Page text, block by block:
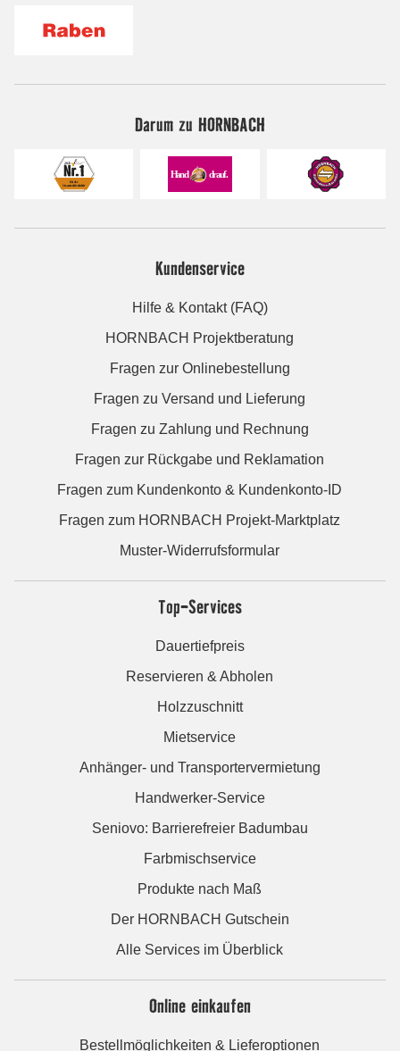
Darum zu HORNBACH
Kundenservice
Hilfe & Kontakt (FAQ)
HORNBACH Projektberatung
Fragen zur Onlinebestellung
Fragen zu Versand und Lieferung
Fragen zu Zahlung und Rechnung
Fragen zur Rückgabe und Reklamation
Fragen zum Kundenkonto & Kundenkonto-ID
Fragen zum HORNBACH Projekt-Marktplatz
Muster-Widerrufsformular
Top-Services
Dauertiefpreis
Reservieren & Abholen
Holzzuschnitt
Mietservice
Anhänger- und Transportervermietung
Handwerker-Service
Seniovo: Barrierefreier Badumbau
Farbmischservice
Produkte nach Maß
Der HORNBACH Gutschein
Alle Services im Überblick
Online einkaufen
Bestellmöglichkeiten & Lieferoptionen